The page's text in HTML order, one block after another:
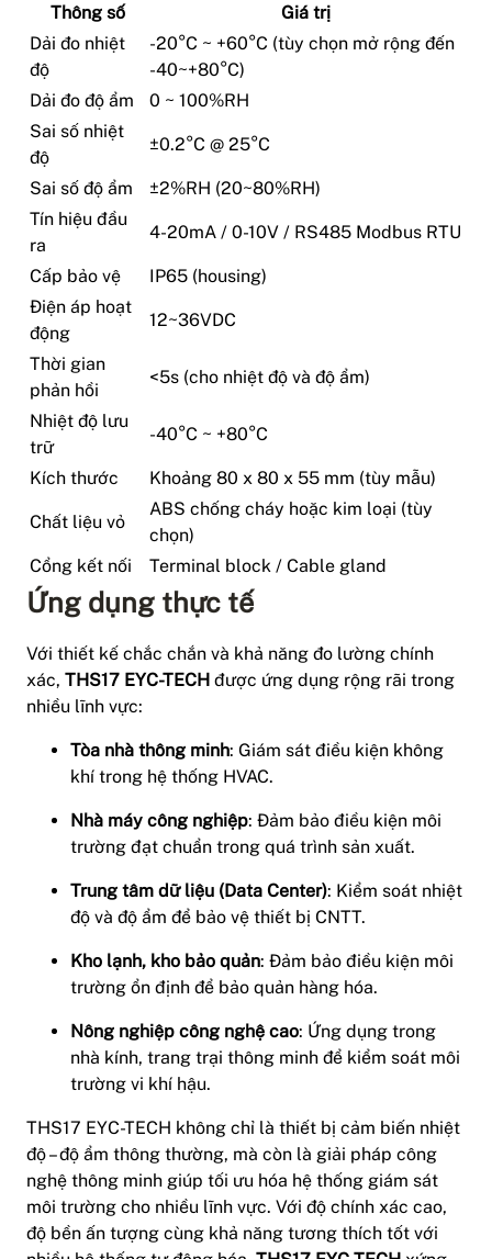
Thông số
Giá trị
Dải đo nhiệt
độ
-20°C ~ +60°C (tùy chọn mở rộng đến
-40~+80°C)
Dải đo độ ẩm
0 ~ 100%RH
Sai số nhiệt
độ
±0.2°C @ 25°C
Sai số độ ẩm
±2%RH (20~80%RH)
Tín hiệu đầu
ra
4-20mA / 0-10V / RS485 Modbus RTU
Cấp bảo vệ
IP65 (housing)
Điện áp hoạt
động
12~36VDC
Thời gian
phản hồi
<5s (cho nhiệt độ và độ ẩm)
Nhiệt độ lưu
trữ
-40°C ~ +80°C
Kích thước Khoảng 80 x 80 x 55 mm (tùy mẫu)
Chất liệu vỏ
ABS chống cháy hoặc kim loại (tùy
chọn)
Cổng kết nối
Terminal block / Cable gland
Ứng dụng thực tế
Với thiết kế chắc chắn và khả năng đo lường chính
xác, THS17 EYC-TECH được ứng dụng rộng rãi trong
nhiều lĩnh vực:
Tòa nhà thông minh: Giám sát điều kiện không
khí trong hệ thống HVAC.
Nhà máy công nghiệp: Đảm bảo điều kiện môi
trường đạt chuẩn trong quá trình sản xuất.
Trung tâm dữ liệu (Data Center): Kiểm soát nhiệt
độ và độ ẩm để bảo vệ thiết bị CNTT.
Kho lạnh, kho bảo quản: Đảm bảo điều kiện môi
trường ổn định để bảo quản hàng hóa.
Nông nghiệp công nghệ cao: Ứng dụng trong
nhà kính, trang trại thông minh để kiểm soát môi
trường vi khí hậu.
THS17 EYC-TECH không chỉ là thiết bị cảm biến nhiệt
độ – độ ẩm thông thường, mà còn là giải pháp công
nghệ thông minh giúp tối ưu hóa hệ thống giám sát
môi trường cho nhiều lĩnh vực. Với độ chính xác cao,
độ bền ấn tượng cùng khả năng tương thích tốt với